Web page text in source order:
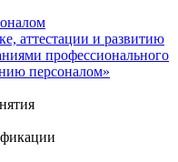
аттестации и развитию
профессионального
персоналом»